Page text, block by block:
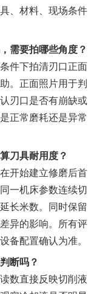
、材料、现场条件
需要拍哪些角度？
件下拍清刃口正面
。正面照片用于判
刃口是否有崩缺或
正常磨耗还是异常
刀具耐用度？
开始建立修磨后首
一机床参数连续切
长米数。同时保留
异的影响。所有评
备配置确认为准。
断吗？
数直接反映切削液